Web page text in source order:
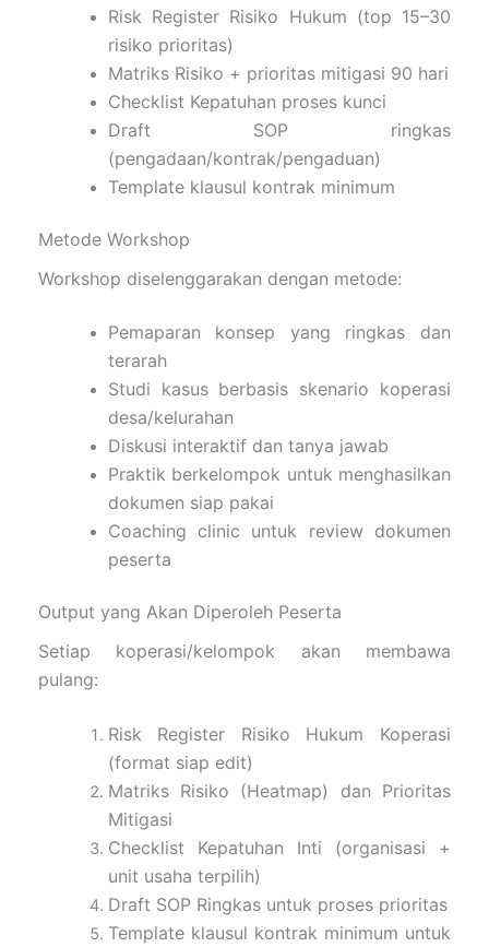
Risk Register Risiko Hukum (top 15–30
risiko prioritas)
Matriks Risiko + prioritas mitigasi 90 hari
Checklist Kepatuhan proses kunci
Draft SOP ringkas
(pengadaan/kontrak/pengaduan)
Template klausul kontrak minimum
Metode Workshop
Workshop diselenggarakan dengan metode:
Pemaparan konsep yang ringkas dan
terarah
Studi kasus berbasis skenario koperasi
desa/kelurahan
Diskusi interaktif dan tanya jawab
Praktik berkelompok untuk menghasilkan
dokumen siap pakai
Coaching clinic untuk review dokumen
peserta
Output yang Akan Diperoleh Peserta
Setiap koperasi/kelompok akan membawa
pulang:
Risk Register Risiko Hukum Koperasi
(format siap edit)
Matriks Risiko (Heatmap) dan Prioritas
Mitigasi
Checklist Kepatuhan Inti (organisasi +
unit usaha terpilih)
Draft SOP Ringkas untuk proses prioritas
Template klausul kontrak minimum untuk